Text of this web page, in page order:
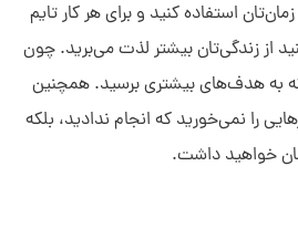
استفاده کنید و برای هر کار تایم
از زندگی‌تان بیشتر لذت می‌برید. چون
به هدف‌های بیشتری برسید. همچنین
را نمی‌خورید که انجام ندادید، بلکه
خواهید داشت.